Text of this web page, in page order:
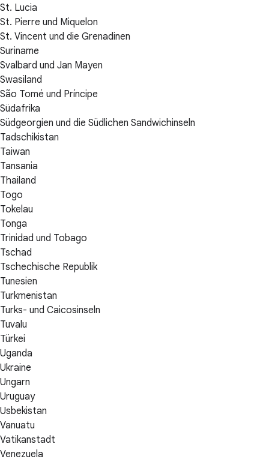
St. Lucia
St. Pierre und Miquelon
St. Vincent und die Grenadinen
Suriname
Svalbard und Jan Mayen
Swasiland
São Tomé und Príncipe
Südafrika
Südgeorgien und die Südlichen Sandwichinseln
Tadschikistan
Taiwan
Tansania
Thailand
Togo
Tokelau
Tonga
Trinidad und Tobago
Tschad
Tschechische Republik
Tunesien
Turkmenistan
Turks- und Caicosinseln
Tuvalu
Türkei
Uganda
Ukraine
Ungarn
Uruguay
Usbekistan
Vanuatu
Vatikanstadt
Venezuela